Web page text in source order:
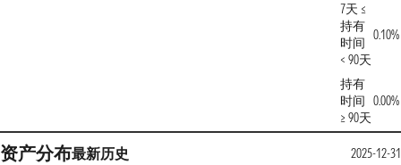
7天 ≤
持有
时间
< 90天
0.10%
持有
时间
≥ 90天
0.00%
资产分布最新历史 2025-12-31